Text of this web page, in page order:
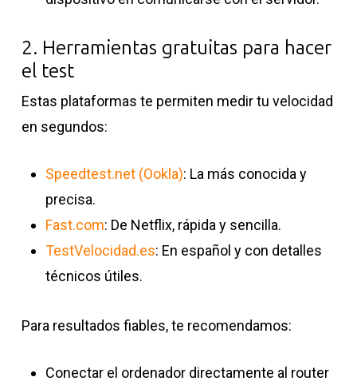
2. Herramientas gratuitas para hacer
el test
Estas plataformas te permiten medir tu velocidad
en segundos:
Speedtest.net (Ookla): La más conocida y
precisa.
Fast.com: De Netflix, rápida y sencilla.
TestVelocidad.es: En español y con detalles
técnicos útiles.
Para resultados fiables, te recomendamos:
Conectar el ordenador directamente al router